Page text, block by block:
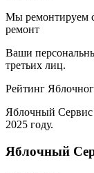
Мы ремонтируем
ремонт
Ваши
третьих лиц.
Рейтинг
Яблочный
2025 году.
Яблочный